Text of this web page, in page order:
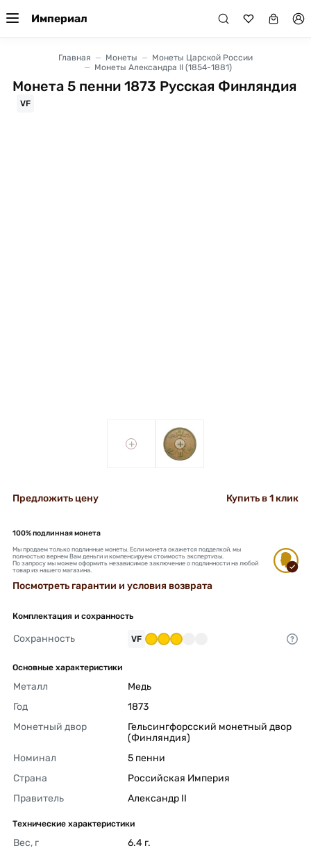
Империал
Главная Монеты
Монеты Царской России
Монеты Александра II (1854-1881)
Монета 5 пенни 1873 Русская Финляндия
VF
+ +
Предложить цену Купить в 1 клик
100% подлинная монета
Мы продаем только подлинные монеты. Если монета окажется подделкой, мы
полностью вернем Вам деньги и компенсируем стоимость экспертизы.
По запросу мы можем оформить независимое заключение о подлинности на любой
товар из нашего магазина.
Посмотреть гарантии и условия возврата
Комплектация и сохранность
Сохранность VF
Основные характеристики
Металл
Медь
Год
1873
Монетный двор
Гельсингфорсский монетный двор
(Финляндия)
Номинал
5 пенни
Страна
Российская Империя
Правитель
Александр II
Технические характеристики
Вес, г
6.4 г.